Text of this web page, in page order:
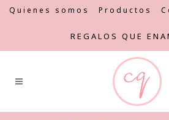
Quienes somos Productos
REGALOS QUE